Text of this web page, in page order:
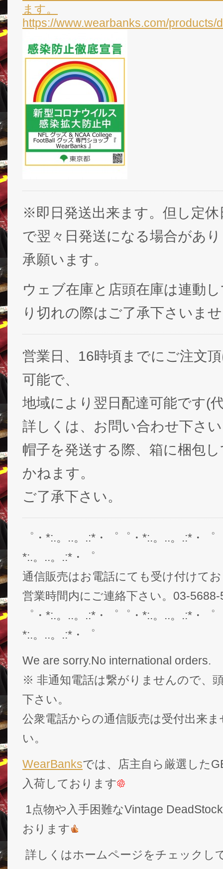
ます。
https://www.wearbanks.com/products/
※即日発送出来ます。但し定休
で翌々日発送になる場合があ
承願います。
ウェブ在庫と店頭在庫は連動
り切れの際はご了承下さいま
営業日、16時頃までにご注文
可能で、
地域により翌日配達可能です(
詳しくは、お問い合わせ下さ
帽子を発送する際、箱に梱包
かねます。
ご了承下さい。
゜・*:.。..。.:*・゜゜・*:.。..。.:*・
*:.。..。.:*・゜
通信販売はお電話にても受け付けて
営業時間内にご連絡下さい。03-5688-
゜・*:.。..。.:*・゜゜・*:.。..。.:*・
*:.。..。.:*・゜
We are sorry.No international orders.
※ 非通知電話は繋がりませんので、
下さい。
公衆電話からの通信販売は受付出来
い。
WearBanksでは、店主自ら厳選した
入荷しております
1点物や入手困難なVintage
おります
詳しくはホームページをチェックし